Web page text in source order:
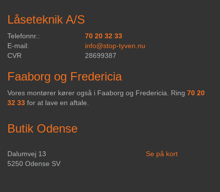
Låseteknik A/S
Telefonnr.:
70 20 32 33
E-mail:
info@stop-tyven.nu
CVR
28699387
Faaborg og Fredericia
Vores montører kører også i Faaborg og Fredericia. Ring 70 20
32 33 for at lave en aftale.
Butik Odense
Dalumvej 13
5250 Odense SV
Se på kort